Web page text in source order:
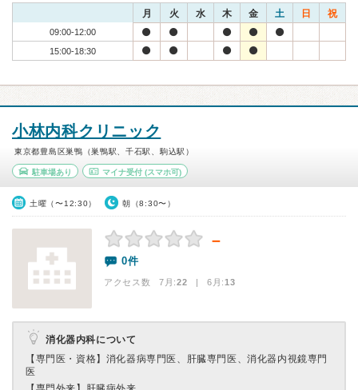
月 火 水 木 金 土 日 祝
09:00-12:00
15:00-18:30
小林内科クリニック
東京都豊島区巣鴨（巣鴨駅、千石駅、駒込駅）
駐車場あり マイナ受付(スマホ可)
土曜（〜12:30） 朝（8:30〜）
－
0件
アクセス数 7月:22 | 6月:13
消化器内科について
【専門医・資格】 消化器病専門医、肝臓専門医、消化器内視鏡専門
医